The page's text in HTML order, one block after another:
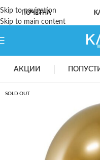
Skip to navigation
Skip to main content
ПОЧЕТНА
АКЦИИ
SOLD OUT